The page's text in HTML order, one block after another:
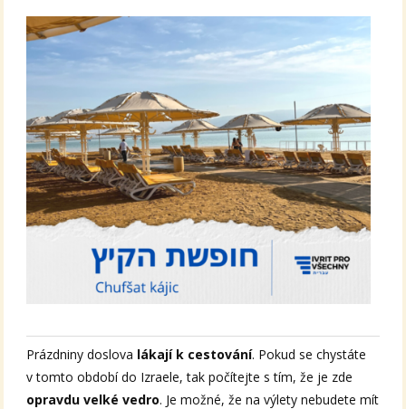
Prázdniny doslova lákají k cestování. Pokud se chystáte
v tomto období do Izraele, tak počítejte s tím, že je zde
opravdu velké vedro. Je možné, že na výlety nebudete mít